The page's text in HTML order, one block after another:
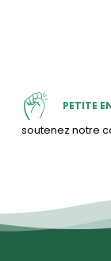
PETITE
soutenez notre